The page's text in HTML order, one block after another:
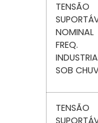
TENSÃO
NOMINAL
FREQ.
SOB
TENSÃO